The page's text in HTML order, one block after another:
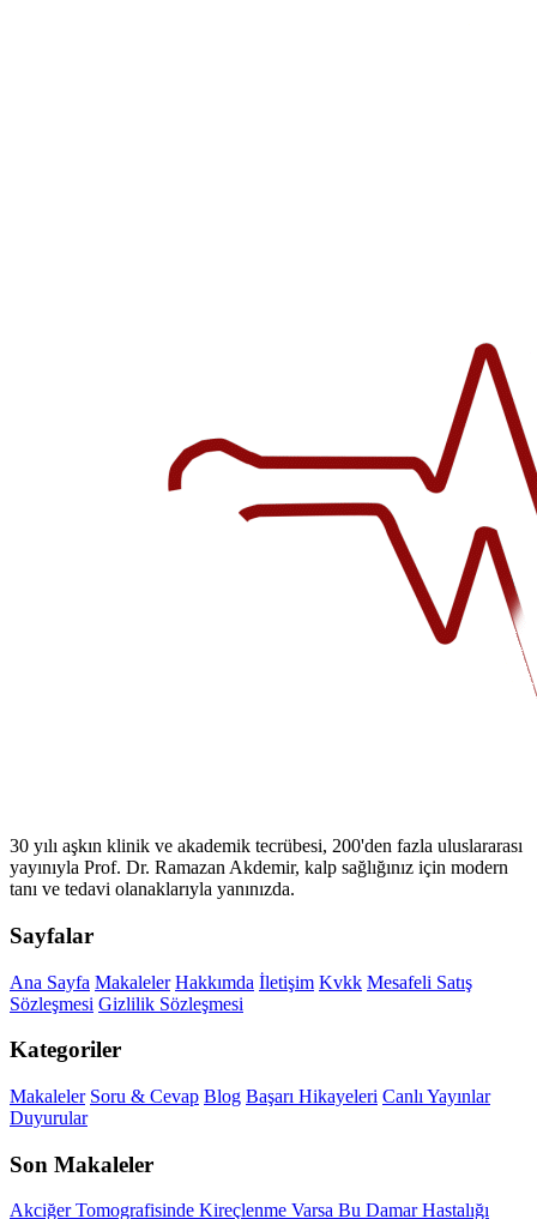
30 yılı aşkın klinik ve akademik tecrübesi, 200'den fazla uluslararası
yayınıyla Prof. Dr. Ramazan Akdemir, kalp sağlığınız için modern
tanı ve tedavi olanaklarıyla yanınızda.
Sayfalar
Ana Sayfa Makaleler Hakkımda İletişim Kvkk Mesafeli Satış
Sözleşmesi Gizlilik Sözleşmesi
Kategoriler
Makaleler Soru & Cevap Blog Başarı Hikayeleri Canlı Yayınlar
Duyurular
Son Makaleler
Akciğer Tomografisinde Kireçlenme Varsa Bu Damar Hastalığı